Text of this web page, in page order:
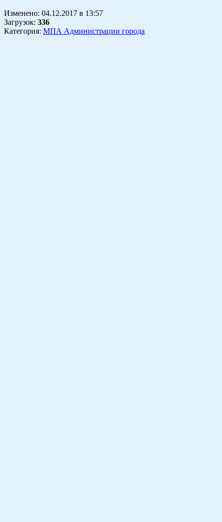
Изменено: 04.12.2017 в 13:57
Загрузок: 336
Категория: МПА Администрации города